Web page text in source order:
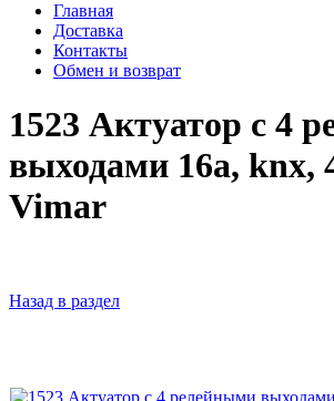
Главная
Доставка
Контакты
Обмен и возврат
1523 Актуатор с 4
выходами 16а, knx,
Vimar
Назад в раздел